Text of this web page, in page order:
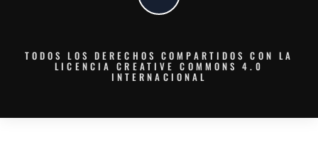
TODOS LOS DERECHOS COMPARTIDOS CON LA
LICENCIA CREATIVE COMMONS 4.0
INTERNACIONAL